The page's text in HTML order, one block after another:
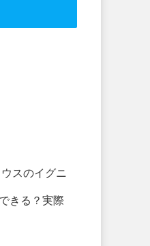
スのイグニ
きる？実際